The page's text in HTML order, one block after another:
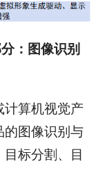
：图像识别
算机视觉产
图像识别与
标分割、目